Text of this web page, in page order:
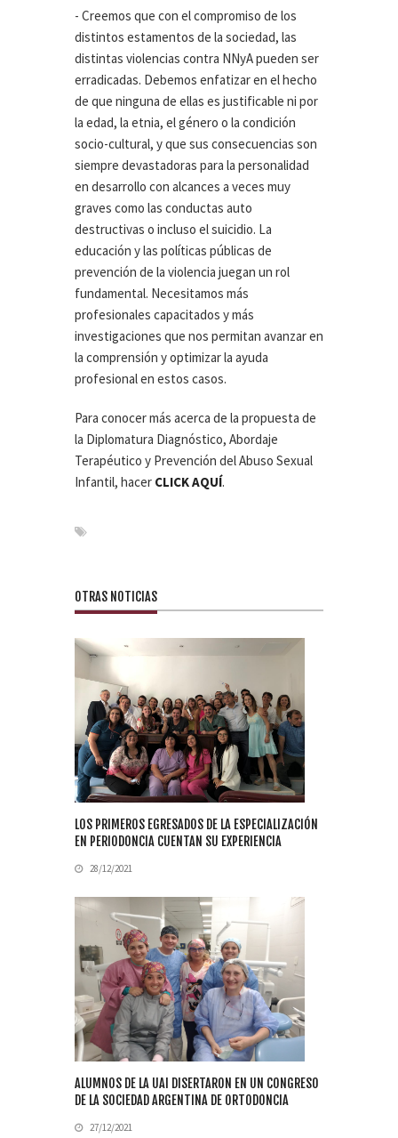
- Creemos que con el compromiso de los
distintos estamentos de la sociedad, las
distintas violencias contra NNyA pueden ser
erradicadas. Debemos enfatizar en el hecho
de que ninguna de ellas es justificable ni por
la edad, la etnia, el género o la condición
socio-cultural, y que sus consecuencias son
siempre devastadoras para la personalidad
en desarrollo con alcances a veces muy
graves como las conductas auto
destructivas o incluso el suicidio. La
educación y las políticas públicas de
prevención de la violencia juegan un rol
fundamental. Necesitamos más
profesionales capacitados y más
investigaciones que nos permitan avanzar en
la comprensión y optimizar la ayuda
profesional en estos casos.
Para conocer más acerca de la propuesta de
la Diplomatura Diagnóstico, Abordaje
Terapéutico y Prevención del Abuso Sexual
Infantil, hacer CLICK AQUÍ.
OTRAS NOTICIAS
LOS PRIMEROS EGRESADOS DE LA ESPECIALIZACIÓN
EN PERIODONCIA CUENTAN SU EXPERIENCIA
28/12/2021
ALUMNOS DE LA UAI DISERTARON EN UN CONGRESO
DE LA SOCIEDAD ARGENTINA DE ORTODONCIA
27/12/2021